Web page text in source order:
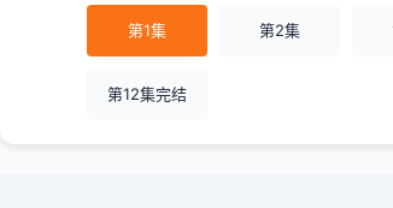
第1集 第2集
第12集完结